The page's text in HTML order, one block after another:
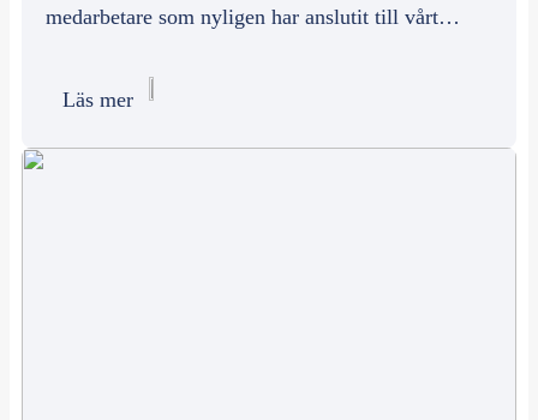
medarbetare som nyligen har anslutit till vårt…
Läs mer